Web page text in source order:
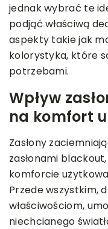
jednak wybrać te
podjąć właściwą
aspekty takie jak
kolorystyka, które
potrzebami.
Wpływ
na komfort
Zasłony
zasłonami
komforcie
Przede wszystkim,
właściwościom,
niechcianego